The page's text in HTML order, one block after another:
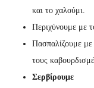
και το χαλούμι.
Περιχύνουμε με
Πασπαλίζουμε
τους
Σερβίρουμε